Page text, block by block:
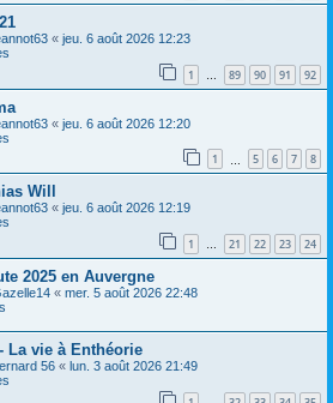
« jeu. 6 août 2026 12:23
1 … 89 90 91 92
« jeu. 6 août 2026 12:20
1 5 6 7 8
Will
« jeu. 6 août 2026 12:19
1 … 21 22 23 24
2025 en Auvergne
« mer. 5 août 2026 22:48
La vie à Enthéorie
56 « lun. 3 août 2026 21:49